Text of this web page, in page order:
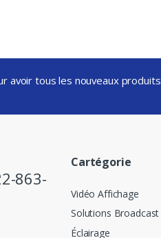
avoir tous les nouveaux produits
863-
Cartégorie
Vidéo Affichage
Solutions Broadcast
Éclairage